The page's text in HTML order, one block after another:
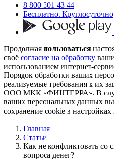
8 800 301 43 44
Бесплатно. Круглосуточно
Продолжая пользоваться
своё согласие на обработку
использованием интернет-
Порядок обработки ваших
реализуемые требования к их
ООО МКК «ФИНТЕРРА». В
ваших персональных данных
сохранение cookie в настройках
Главная
Статьи
Как не конфликтовать со
вопроса денег?